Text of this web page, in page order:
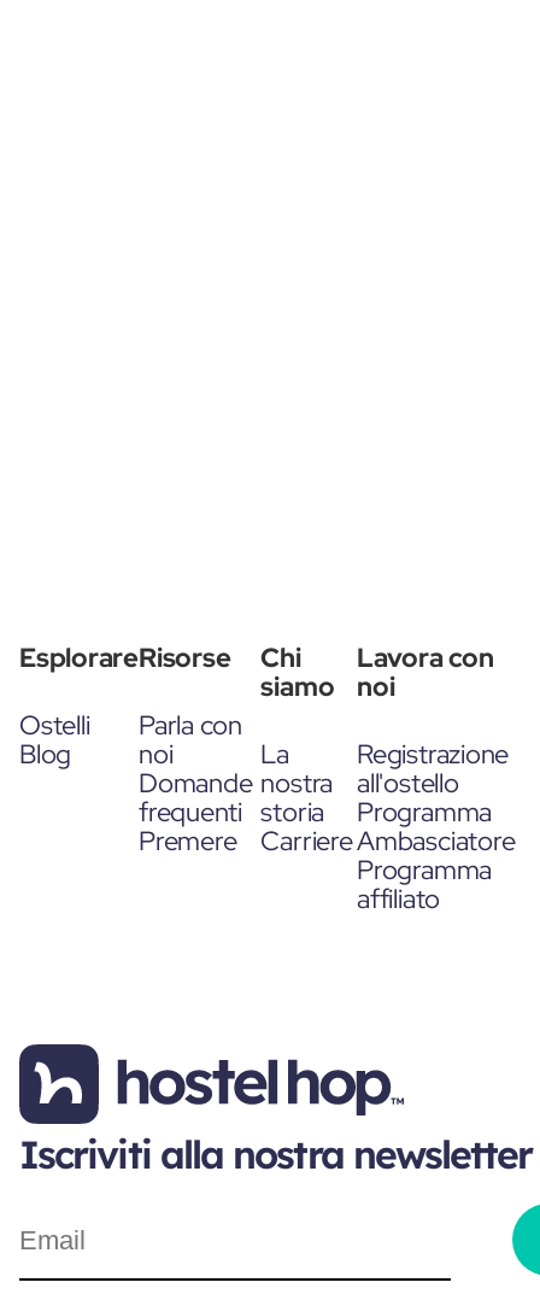
Esplorare
Ostelli
Blog
Risorse
Parla con
noi
Domande
frequenti
Premere
Chi
siamo
La
nostra
storia
Carriere
Lavora con
noi
Registrazione
all'ostello
Programma
Ambasciatore
Programma
affiliato
Iscriviti alla nostra newsletter